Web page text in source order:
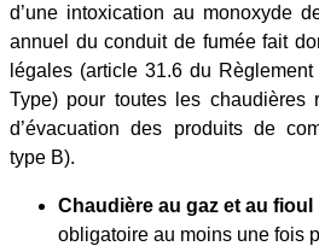
d’une intoxication au monoxyde
annuel du conduit de fumée fait
légales (article 31.6 du Règlement
Type) pour toutes les chaudières
d’évacuation des produits de
type B).
Chaudière au gaz et au fioul
obligatoire au moins une fois